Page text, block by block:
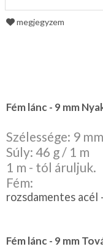
megjegyzem
Fém lánc - 9 mm
Szélessége: 9 mm
Súly: 46 g / 1 m
1 m - tól áruljuk.
Fém:
rozsdamentes acél
Fém lánc - 9 mm